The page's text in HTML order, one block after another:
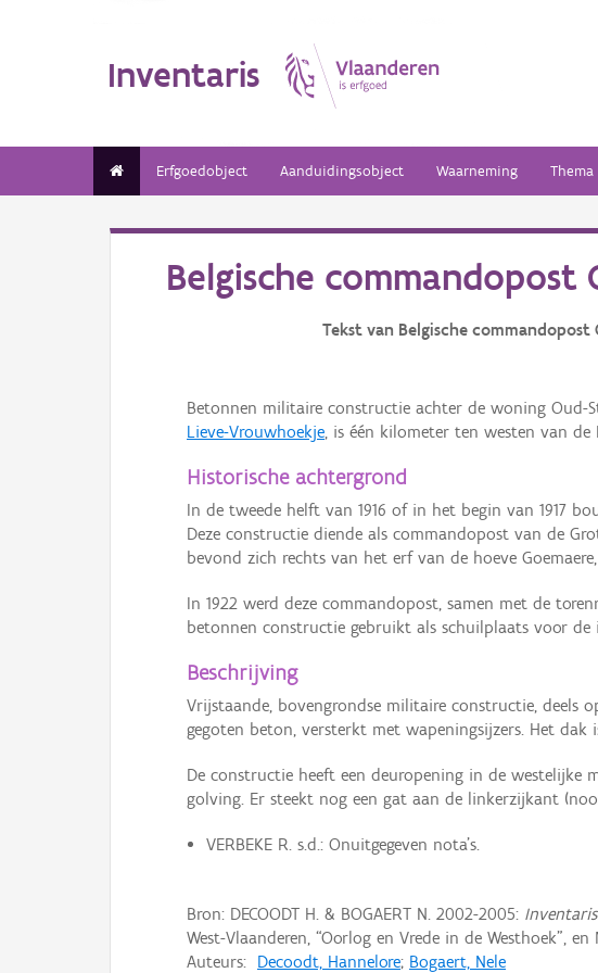
Inventaris
Erfgoedobject Aanduidingsobject Waarneming Thema
Belgische commandopost
Tekst van Belgische commandopost
Betonnen militaire constructie achter de woning Oud-
Lieve-Vrouwhoekje, is één kilometer ten westen van de
Historische achtergrond
In de tweede helft van 1916 of in het begin van 1917
Deze constructie diende als commandopost van de
bevond zich rechts van het erf van de hoeve
In 1922 werd deze commandopost, samen met de
betonnen constructie gebruikt als schuilplaats voor
Beschrijving
Vrijstaande, bovengrondse militaire constructie, deels
gegoten beton, versterkt met wapeningsijzers. Het dak
De constructie heeft een deuropening in de westelijke
golving. Er steekt nog een gat aan de linkerzijkant
VERBEKE R. s.d.: Onuitgegeven nota's.
Bron: DECOODT H. & BOGAERT N. 2002-2005:
West-Vlaanderen, “Oorlog en Vrede in de Westhoek”,
Auteurs: Decoodt, Hannelore; Bogaert, Nele